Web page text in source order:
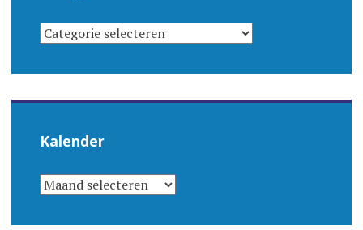
CATEGORIEËN
Kalender
KALENDER